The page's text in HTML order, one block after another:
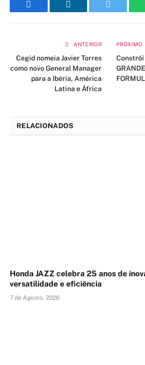
ANTERIOR
Cegid nomeia Javier Torres
como novo General Manager
para a Ibéria, América
Latina e África
PRÓXIMO
Constrói
RELACIONADOS
Honda JAZZ celebra 25 anos de
versatilidade e eficiência
7 de Agosto, 2026